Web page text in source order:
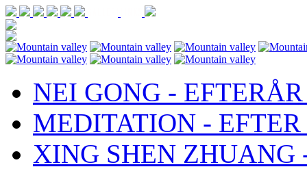
NEI GONG -
MEDITATION - EFTER
XING SHEN ZHUANG